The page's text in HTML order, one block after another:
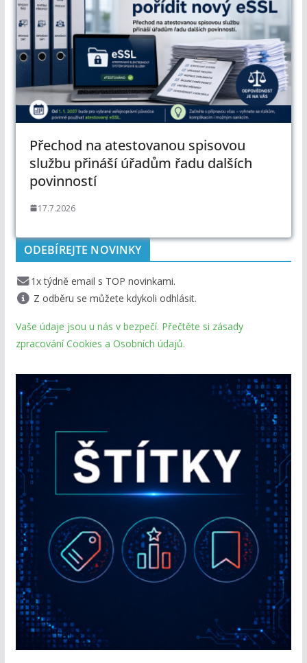
Přechod na atestovanou spisovou
službu přináší úřadům řadu dalších
povinností
17.7.2026
ODEBÍREJTE NOVINKY
1x týdně email s TOP novinkami.
Z odběru se můžete kdykoli odhlásit.
Vaše údaje jsou u nás v bezpečí. Přečtěte si zásady
zpracování Cookies a Osobních údajů.